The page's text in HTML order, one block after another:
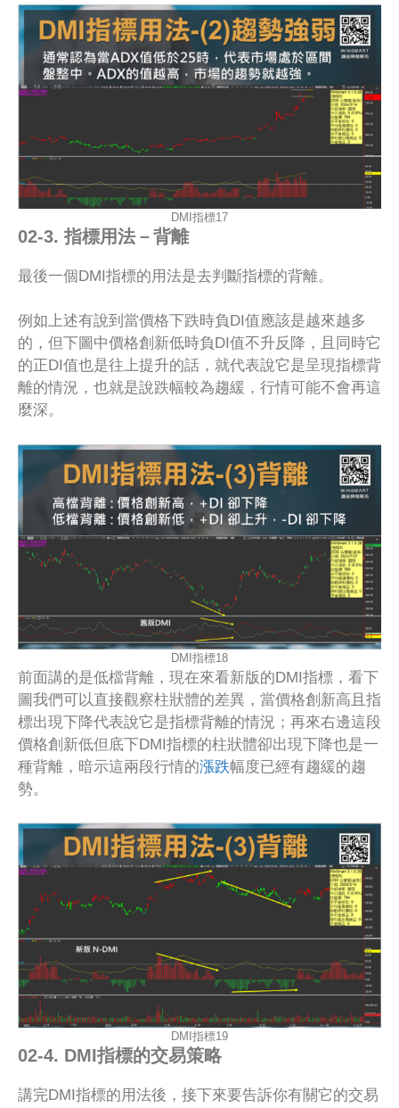
DMI指標17
02-3. 指標用法－背離
最後一個DMI指標的用法是去判斷指標的背離。
例如上述有說到當價格下跌時負DI值應該是越來越多
的，但下圖中價格創新低時負DI值不升反降，且同時它
的正DI值也是往上提升的話，就代表說它是呈現指標背
離的情況，也就是說跌幅較為趨緩，行情可能不會再這
麼深。
DMI指標18
前面講的是低檔背離，現在來看新版的DMI指標，看下
圖我們可以直接觀察柱狀體的差異，當價格創新高且指
標出現下降代表說它是指標背離的情況；再來右邊這段
價格創新低但底下DMI指標的柱狀體卻出現下降也是一
種背離，暗示這兩段行情的漲跌幅度已經有趨緩的趨
勢。
DMI指標19
02-4. DMI指標的交易策略
講完DMI指標的用法後，接下來要告訴你有關它的交易